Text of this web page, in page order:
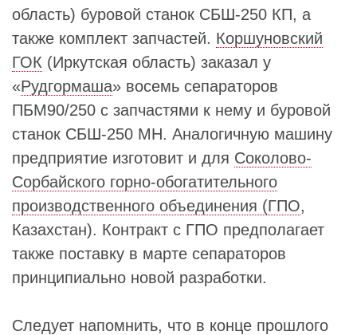
область) буровой станок СБШ-250 КП, а
также комплект запчастей. Коршуновский
ГОК (Иркутская область) заказал у
«Рудгормаша» восемь сепараторов
ПБМ90/250 с запчастями к нему и буровой
станок СБШ-250 МН. Аналогичную машину
предприятие изготовит и для Соколово-
Сорбайского горно-обогатительного
производственного объединения (ГПО,
Казахстан). Контракт с ГПО предполагает
также поставку в марте сепараторов
принципиально новой разработки.
Следует напомнить, что в конце прошлого